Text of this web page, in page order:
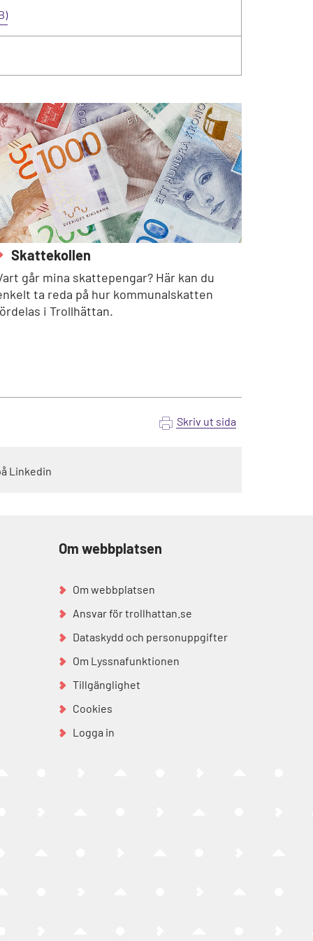
Skattekollen
går mina skattepengar? Här kan du
ta reda på hur kommunalskatten
i Trollhättan.
Skriv ut sida
Linkedin
Om webbplatsen
Om webbplatsen
Ansvar för trollhattan.se
Dataskydd och personuppgifter
Om Lyssnafunktionen
Tillgänglighet
Cookies
Logga in